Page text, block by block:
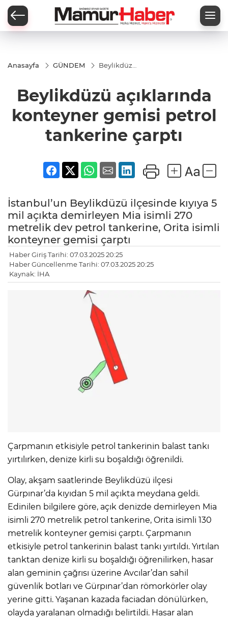
Anasayfa GÜNDEM
Beylikdüzü
gemisi
petrol
tankerine
çarptı
Beylikdüzü açıklarında
konteyner gemisi petrol
tankerine çarptı
İstanbul’un Beylikdüzü ilçesinde kıyıya 5
mil açıkta demirleyen Mia isimli 270
metrelik dev petrol tankerine, Orita isimli
konteyner gemisi çarptı
Haber Giriş Tarihi: 07.03.2025 20:25
Haber Güncellenme Tarihi: 07.03.2025 20:25
Kaynak: İHA
Çarpmanın etkisiyle petrol tankerinin balast tankı
yırtılırken, denize kirli su boşaldığı öğrenildi.
Olay, akşam saatlerinde Beylikdüzü ilçesi
Gürpınar’da kıyıdan 5 mil açıkta meydana geldi.
Edinilen bilgilere göre, açık denizde demirleyen Mia
isimli 270 metrelik petrol tankerine, Orita isimli 130
metrelik konteyner gemisi çarptı. Çarpmanın
etkisiyle petrol tankerinin balast tankı yırtıldı. Yırtılan
tanktan denize kirli su boşaldığı öğrenilirken, hasar
alan geminin çağrısı üzerine Avcılar’dan sahil
güvenlik botları ve Gürpınar’dan römorkörler olay
yerine gitti. Yaşanan kazada faciadan dönülürken,
olayda yaralanan olmadığı belirtildi. Hasar alan